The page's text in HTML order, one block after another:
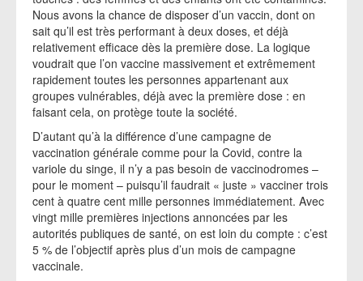
Nous avons la chance de disposer d’un vaccin, dont on
sait qu’il est très performant à deux doses, et déjà
relativement efficace dès la première dose. La logique
voudrait que l’on vaccine massivement et extrêmement
rapidement toutes les personnes appartenant aux
groupes vulnérables, déjà avec la première dose : en
faisant cela, on protège toute la société.
D’autant qu’à la différence d’une campagne de
vaccination générale comme pour la Covid, contre la
variole du singe, il n’y a pas besoin de vaccinodromes –
pour le moment – puisqu’il faudrait « juste » vacciner trois
cent à quatre cent mille personnes immédiatement. Avec
vingt mille premières injections annoncées par les
autorités publiques de santé, on est loin du compte : c’est
5 % de l’objectif après plus d’un mois de campagne
vaccinale.